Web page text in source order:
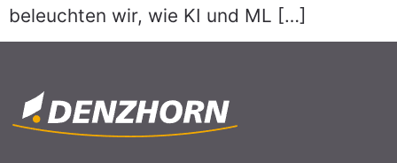
beleuchten wir, wie KI und ML […]